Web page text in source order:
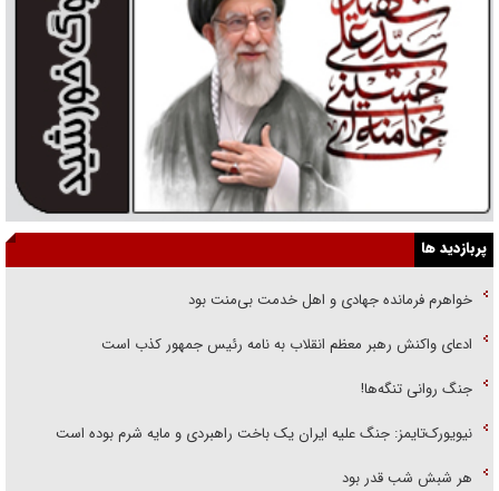
پربازدید ها
خواهرم فرمانده جهادی و اهل خدمت بی‌منت بود
ادعای واکنش رهبر معظم انقلاب به نامه رئیس جمهور کذب است
جنگ روانی تنگه‌ها!
نیویورک‌تایمز: جنگ علیه ایران یک باخت راهبردی و مایه شرم بوده است
هر شبش شب قدر بود